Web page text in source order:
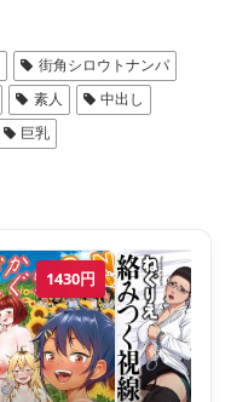
街角シロウトナンパ
素人
中出し
巨乳
1430円